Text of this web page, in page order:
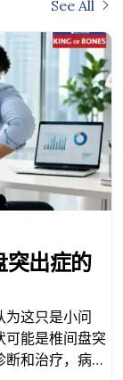
See All
突出症的
为这只是小问
可能是椎间盘突
和治疗，病情